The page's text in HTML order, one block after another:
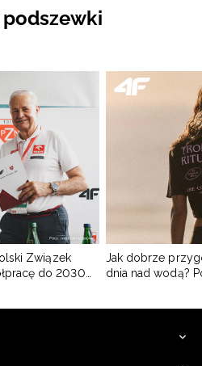
Związek
do 2030
Jak dobrze
dnia nad wodą?